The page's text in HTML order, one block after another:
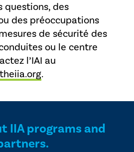
questions, des
des préoccupations
de sécurité des
ou le centre
l’IAI au
.
IIA programs and